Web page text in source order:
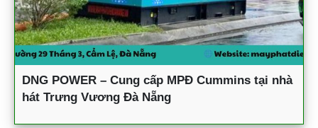
DNG POWER – Cung cấp MPĐ Cummins tại nhà
hát Trưng Vương Đà Nẵng